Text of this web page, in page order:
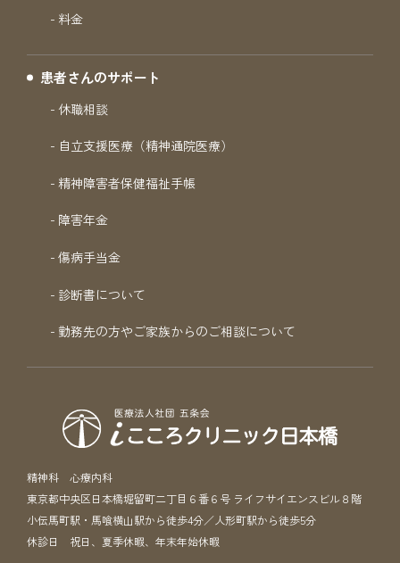
料金
患者さんのサポート
休職相談
自立支援医療（精神通院医療）
精神障害者保健福祉手帳
障害年金
傷病手当金
診断書について
勤務先の方やご家族からのご相談について
精神科 心療内科
東京都中央区日本橋堀留町二丁目６番６号 ライフサイエンスビル８階
小伝馬町駅・馬喰横山駅から徒歩4分／人形町駅から徒歩5分
休診日 祝日、夏季休暇、年末年始休暇